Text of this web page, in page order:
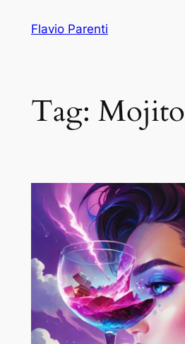
Flavio Parenti
Tag: Mojito